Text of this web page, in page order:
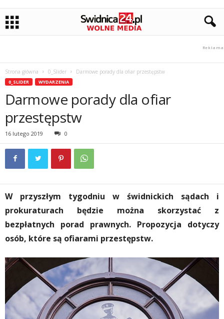
Strona główna 0_Slider Darmowe porady dla ofiar przestępstw
0_SLIDER WYDARZENIA
Darmowe porady dla ofiar
przestępstw
16 lutego 2019 0
W przyszłym tygodniu w świdnickich sądach i
prokuraturach będzie można skorzystać z
bezpłatnych porad prawnych. Propozycja dotyczy
osób, które są ofiarami przestępstw.